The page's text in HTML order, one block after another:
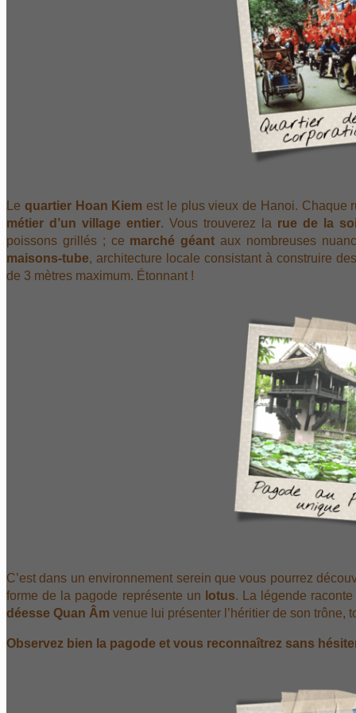
Le quartier Hoan Kiem est le plus vieux de Hanoi. Chaque
métier d’un village entier. Vous trouverez la rue de la
poissons grillés ; ce marché géant aux nombreuses
maisons-tube, architecture locale consistant à construire
de 3 mètres maximum. Étonnant !
C’est dans un environnement serein que vous pourrez
forme de la pagode représente un lotus. La légende
déesse Quan Âm venue lui présenter l’héritier de son trône,
Observez bien la pagode et vous reconnaîtrez sans